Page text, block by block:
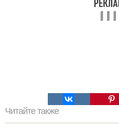
Читайте также